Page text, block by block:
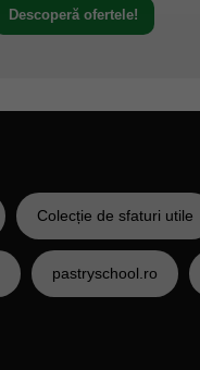
Descoperă ofertele!
Colecție de sfaturi utile
pastryschool.ro